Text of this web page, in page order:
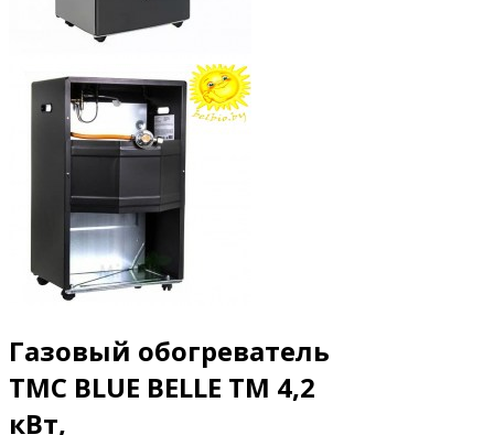
Газовый обогреватель
ТМС BLUE BELLE ТМ 4,2
кВт,